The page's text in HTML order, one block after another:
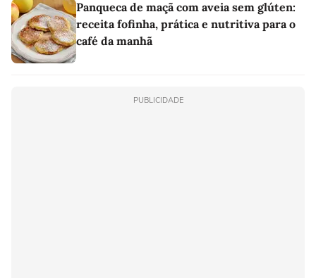
Panqueca de maçã com aveia sem glúten:
receita fofinha, prática e nutritiva para o
café da manhã
PUBLICIDADE